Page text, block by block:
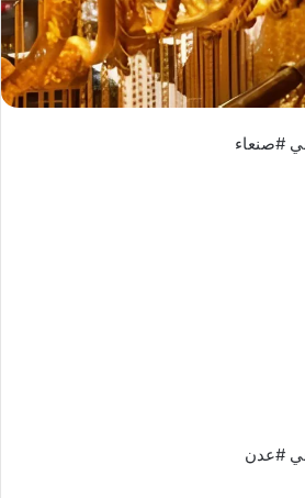
#صنعاء
#عدن